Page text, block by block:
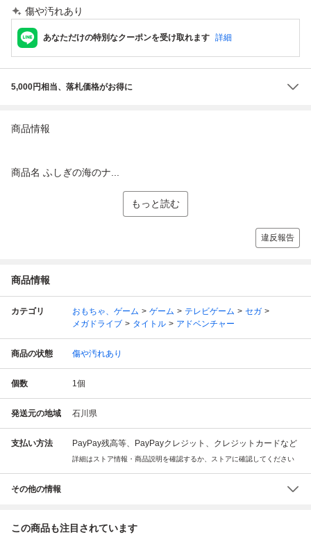
傷や汚れあり
あなただけの特別なクーポンを受け取れます 詳細
5,000円相当、落札価格がお得に
商品情報
商品名 ふしぎの海のナ...
もっと読む
違反報告
商品情報
カテゴリ おもちゃ、ゲーム ゲーム テレビゲーム
セガ
メガドライブ
タイトル アドベンチャー
商品の状態 傷や汚れあり
個数 1個
発送元の地域 石川県
支払い方法 PayPay残高等、PayPayクレジット、クレジットカードなど
詳細はストア情報・商品説明を確認するか、ストアに確認してください
その他の情報
この商品も注目されています